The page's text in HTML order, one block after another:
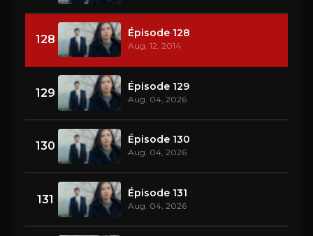
128 Épisode 128
Aug. 12, 2014
129 Épisode 129
Aug. 04, 2026
130 Épisode 130
Aug. 04, 2026
131 Épisode 131
Aug. 04, 2026